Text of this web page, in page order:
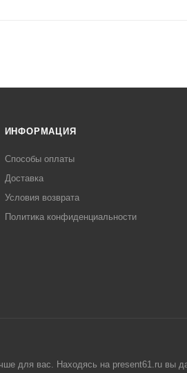
ИНФОРМАЦИЯ
Способы оплаты
Доставка
Условия возврата
Политика конфиденциальности
для вас. Находясь на present61.ru вы